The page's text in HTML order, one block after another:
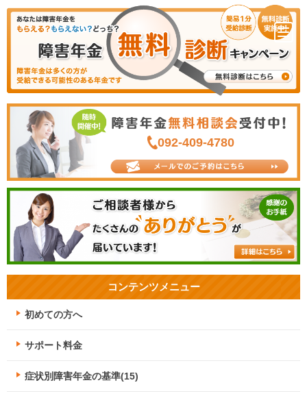
092-409-4780
コンテンツメニュー
初めての方へ
サポート料金
症状別障害年金の基準(15)